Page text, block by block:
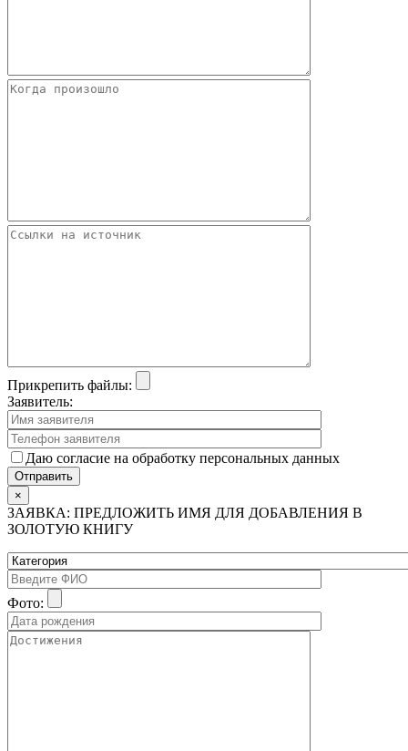
Прикрепить файлы:
Заявитель:
Даю согласие на обработку персональных данных
×
ЗАЯВКА: ПРЕДЛОЖИТЬ ИМЯ ДЛЯ ДОБАВЛЕНИЯ В
ЗОЛОТУЮ КНИГУ
Фото: